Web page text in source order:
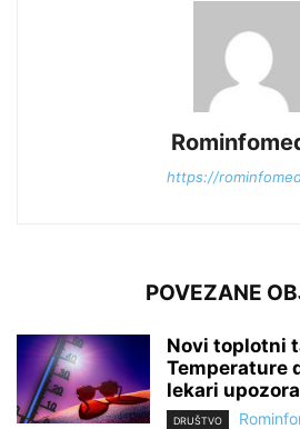
https://
POVEZANE
Novi toplotni
Temperature
lekari
DRUŠTVO